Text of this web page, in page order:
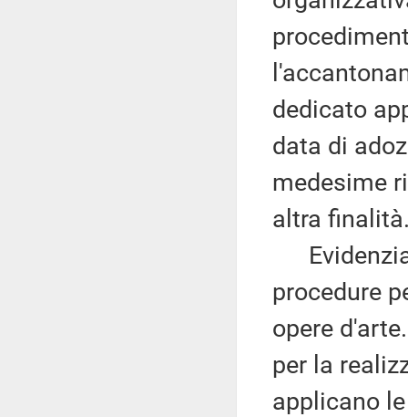
dedicato
data di
medesime
altra
Evidenzia
procedure
opere
per la
applicano